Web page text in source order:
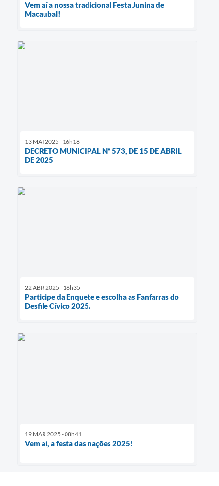
Vem aí a nossa tradicional Festa Junina de
Macaubal!
13 MAI 2025 - 16h18
DECRETO MUNICIPAL Nº 573, DE 15 DE ABRIL
DE 2025
22 ABR 2025 - 16h35
Participe da Enquete e escolha as Fanfarras do
Desfile Cívico 2025.
19 MAR 2025 - 08h41
Vem aí, a festa das nações 2025!